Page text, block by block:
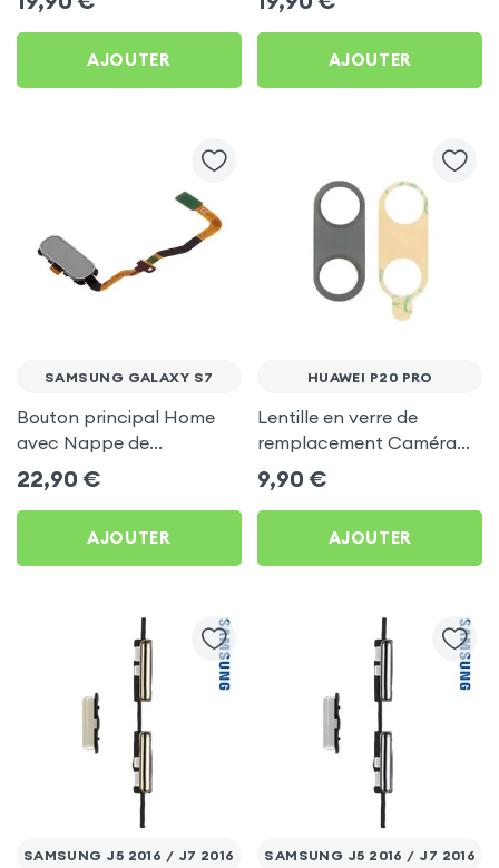
AJOUTER AJOUTER
SAMSUNG GALAXY S7
Bouton principal Home
avec Nappe de
connexion - Argent p.
Samsung Galaxy S7
22,90 €
AJOUTER
HUAWEI P20 PRO
Lentille en verre de
remplacement Caméra
arrière - Noir p. Huawei
P20 Pro
9,90 €
AJOUTER
SAMSUNG J5 2016 / J7 2016 SAMSUNG J5 2016 / J7 2016